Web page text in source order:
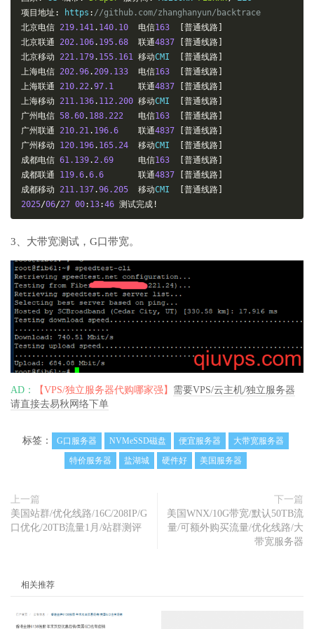
项目地址:
https : //github.com/zhanghanyun/backtrace
北京电信 219.141. 140.10 电信163
[普通线路]
北京联通 202.106. 195.68 联通4837
[普通线路]
北京移动 221.179. 155.161 移动CMI
[普通线路]
上海电信 202.96.209.133 电信163
[普通线路]
上海联通 210.22.97.1 联通4837
[普通线路]
上海移动 211.136. 112.200 移动CMI
[普通线路]
广州电信 58.60. 188.222 电信163
[普通线路]
广州联通 210.21. 196.6 联通4837
[普通线路]
广州移动
120.196. 165.24 移动CMI
[普通线路]
成都电信 61.139.2.69 电信163
[普通线路]
成都联通
119.6.6.6 联通4837
[普通线路]
成都移动 211.137.96.205 移动CMI
[普通线路]
2025/06/27 00: 13:46 测试完成!
3、大带宽测试，G口带宽。
AD： 【VPS/独立服务器代购哪家强】 需要VPS/云主机/独立服务器
请直接去易秋网络下单
标签： G口服务器 NVMeSSD磁盘 便宜服务器
大带宽服务器
特价服务器
盐湖城 硬件好 美国服务器
上一篇
美国站群/优化线路/16C/208IP/G
口优化/20TB流量1月/站群测评
下一篇
美国WNX/10G带宽/默认50TB流
量/可额外购买流量/优化线路/大
带宽服务器
相关推荐